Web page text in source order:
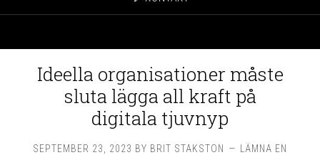
Ideella organisationer måste
sluta lägga all kraft på
digitala tjuvnyp
SEPTEMBER 23, 2023 BY BRIT STAKSTON
LÄMNA EN